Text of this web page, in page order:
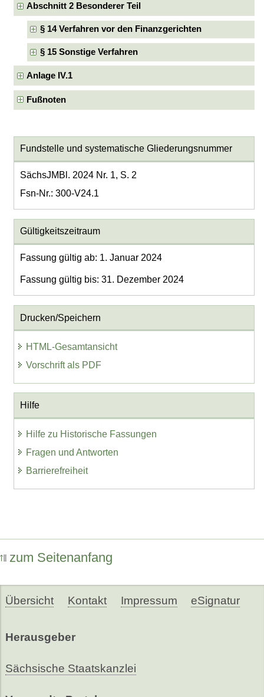
Abschnitt 2 Besonderer Teil
§ 14 Verfahren vor den Finanzgerichten
§ 15 Sonstige Verfahren
Anlage IV.1
Fußnoten
Fundstelle und systematische Gliederungsnummer
SächsJMBl. 2024 Nr. 1, S. 2
Fsn-Nr.: 300-V24.1
Gültigkeitszeitraum
Fassung gültig ab: 1. Januar 2024
Fassung gültig bis: 31. Dezember 2024
Drucken/Speichern
HTML-Gesamtansicht
Vorschrift als PDF
Hilfe
Hilfe zu Historische Fassungen
Fragen und Antworten
Barrierefreiheit
zum Seitenanfang
Übersicht Kontakt Impressum eSignatur
Herausgeber
Sächsische Staatskanzlei